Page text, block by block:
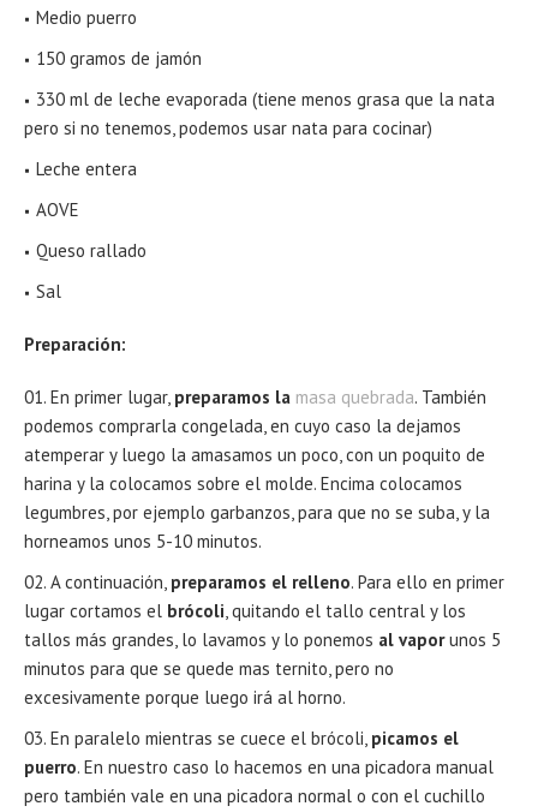
Medio puerro
150 gramos de jamón
330 ml de leche evaporada (tiene menos grasa que la nata
pero si no tenemos, podemos usar nata para cocinar)
Leche entera
AOVE
Queso rallado
Sal
Preparación:
En primer lugar, preparamos la masa quebrada. También
podemos comprarla congelada, en cuyo caso la dejamos
atemperar y luego la amasamos un poco, con un poquito de
harina y la colocamos sobre el molde. Encima colocamos
legumbres, por ejemplo garbanzos, para que no se suba, y la
horneamos unos 5-10 minutos.
A continuación, preparamos el relleno. Para ello en primer
lugar cortamos el brócoli, quitando el tallo central y los
tallos más grandes, lo lavamos y lo ponemos al vaporunos 5
minutos para que se quede mas ternito, pero no
excesivamente porque luego irá al horno.
En paralelo mientras se cuece el brócoli, picamos el
puerro. En nuestro caso lo hacemos en una picadora manual
pero también vale en una picadora normal o con el cuchillo